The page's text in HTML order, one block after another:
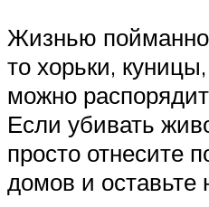
Жизнью
то хорьки,
можно
Если убивать
просто отнесите
домов и оставьте